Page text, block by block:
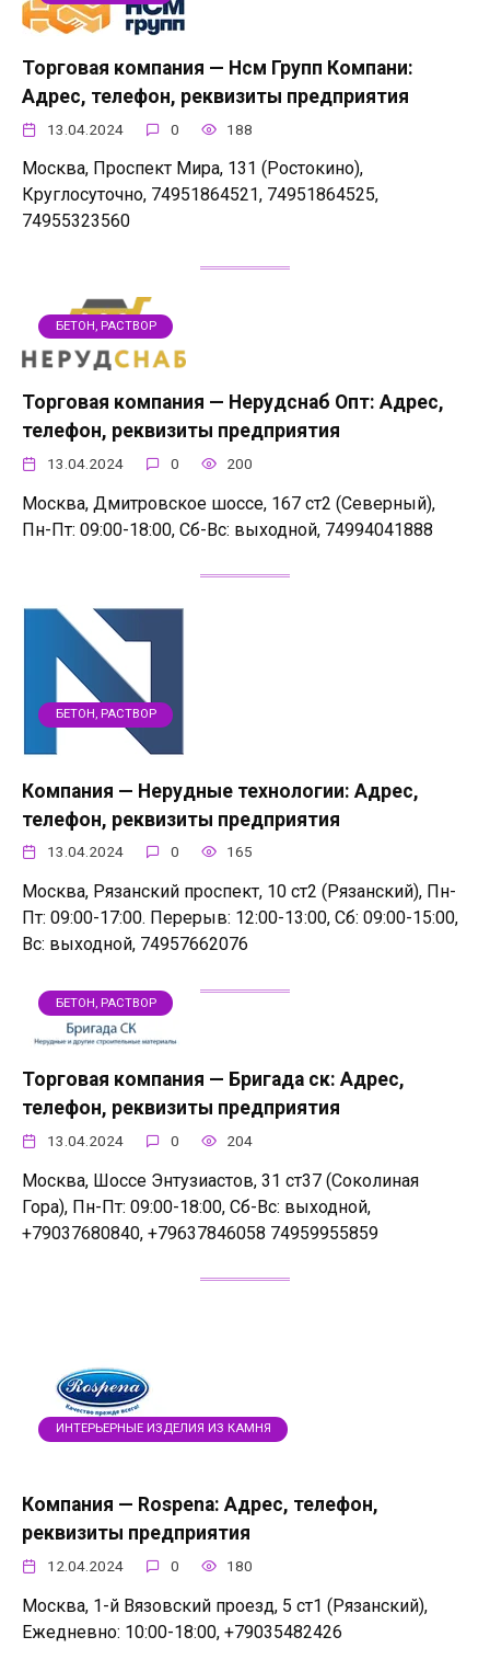
Торговая компания — Нсм Групп Компани:
Адрес, телефон, реквизиты предприятия
13.04.2024 0 188
Москва, Проспект Мира, 131 (Ростокино),
Круглосуточно, 74951864521, 74951864525,
74955323560
БЕТОН, РАСТВОР
Торговая компания — Нерудснаб Опт: Адрес,
телефон, реквизиты предприятия
13.04.2024 0 200
Москва, Дмитровское шоссе, 167 ст2 (Северный),
Пн-Пт: 09:00-18:00, Сб-Вс: выходной, 74994041888
БЕТОН, РАСТВОР
Компания — Нерудные технологии: Адрес,
телефон, реквизиты предприятия
13.04.2024 0 165
Москва, Рязанский проспект, 10 ст2 (Рязанский), Пн-
Пт: 09:00-17:00. Перерыв: 12:00-13:00, Сб: 09:00-15:00,
Вс: выходной, 74957662076
БЕТОН, РАСТВОР
Торговая компания — Бригада ск: Адрес,
телефон, реквизиты предприятия
13.04.2024 0 204
Москва, Шоссе Энтузиастов, 31 ст37 (Соколиная
Гора), Пн-Пт: 09:00-18:00, Сб-Вс: выходной,
+79037680840, +79637846058 74959955859
ИНТЕРЬЕРНЫЕ ИЗДЕЛИЯ ИЗ КАМНЯ
Компания — Rospena: Адрес, телефон,
реквизиты предприятия
12.04.2024 0 180
Москва, 1-й Вязовский проезд, 5 ст1 (Рязанский),
Ежедневно: 10:00-18:00, +79035482426